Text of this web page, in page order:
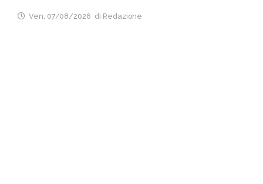
Ven, 07/08/2026 di Redazione